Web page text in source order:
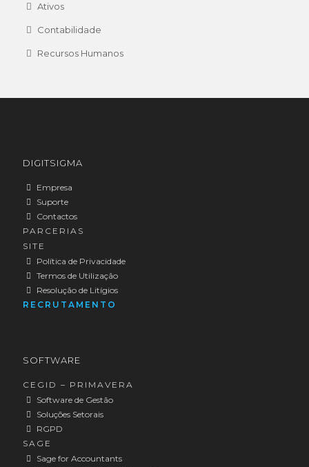
Ativos
Contabilidade
Recursos Humanos
DIGITSIGMA
Empresa
Suporte
Contactos
PARCERIAS
SITE
Política de Privacidade
Termos de Utilização
Resolução de Litígios
RECRUTAMENTO
SOFTWARE
CEGID – PRIMAVERA
Software de Gestão
Soluções Setorais
RGPD
SAGE
Sage for Accountants